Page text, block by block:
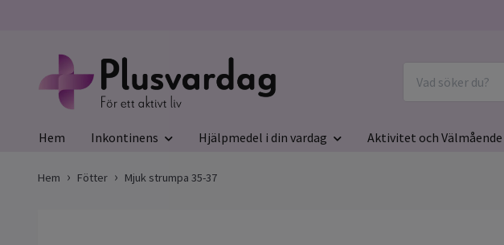
Hem Inkontinens Hjälpmedel i din vardag Aktivitet och Välmående
Hem Fötter Mjuk strumpa 35-37